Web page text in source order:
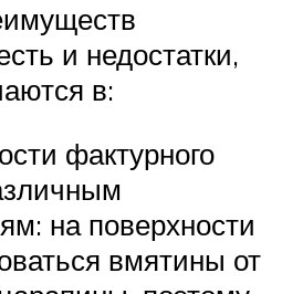
и недостатки,
в:
фактурного
на поверхности
вмятины от